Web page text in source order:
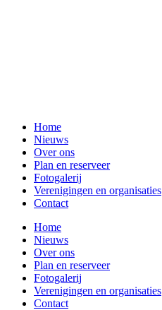
Home
Nieuws
Over ons
Plan en reserveer
Fotogalerij
Verenigingen en organisaties
Contact
Home
Nieuws
Over ons
Plan en reserveer
Fotogalerij
Verenigingen en organisaties
Contact